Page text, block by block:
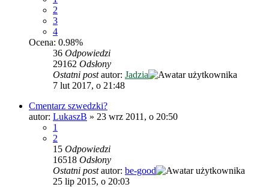
2
3
4
Ocena: 0.98%
36 Odpowiedzi
29162 Odsłony
Ostatni postautor: Jadzia
7 lut 2017, o 21:48
Cmentarz szwedzki?
autor: LukaszB » 23 wrz 2011, o 20:50
1
2
15 Odpowiedzi
16518 Odsłony
Ostatni postautor: be-good
25 lip 2015, o 20:03